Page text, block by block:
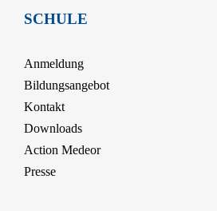
SCHULE
Anmeldung
Bildungsangebot
Kontakt
Downloads
Action Medeor
Presse